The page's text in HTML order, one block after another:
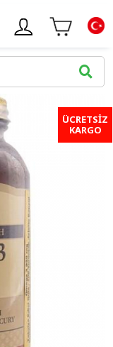
ÜCRETSİZ
KARGO